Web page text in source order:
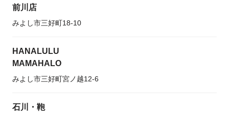
前川店
みよし市三好町18-10
HANALULU
MAMAHALO
みよし市三好町宮ノ越12-6
石川・鞄